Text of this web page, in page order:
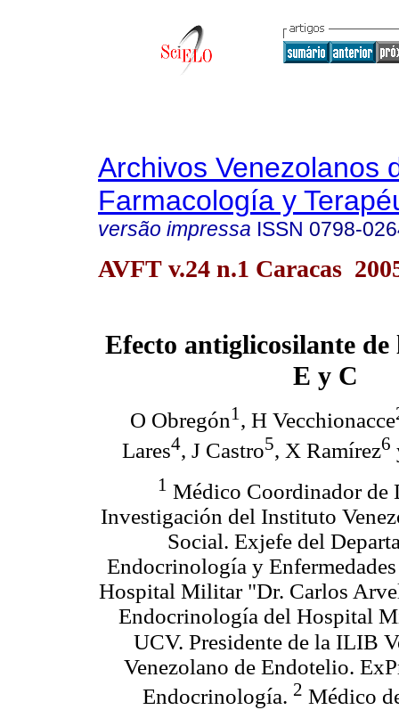
Archivos Venezolanos
Farmacología y
versão impressa ISSN 0798-
AVFT v.24 n.1 Caracas
Efecto antiglicosilante de
E y C
O Obregón1 , H Vecchionacce
Lares4, J Castro5, X Ramírez6
1 Médico Coordinador de
Investigación del Instituto
Social. Exjefe del
Endocrinología y
Hospital Militar "Dr. Carlos
Endocrinología del Hospital
UCV. Presidente de la ILIB
Venezolano de Endotelio.
Endocrinología. 2 Médico